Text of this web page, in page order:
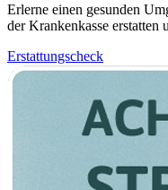
Erlerne einen gesunden
der Krankenkasse
Erstattungscheck